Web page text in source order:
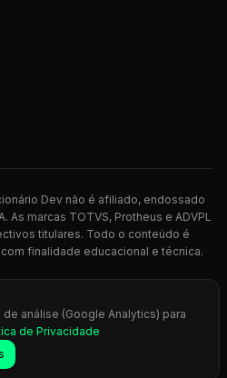
Dev não é afiliado, endossado
As marcas TOTVS, Protheus e ADVPL
titulares. Todo o conteúdo é
finalidade educacional e técnica.
com 💚 para desenvolvedores
análise (Google Analytics) para
de Privacidade